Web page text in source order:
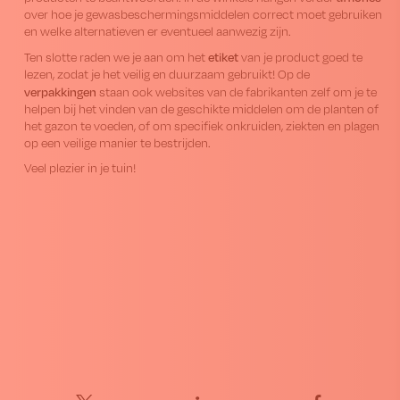
over hoe je gewasbeschermingsmiddelen correct moet gebruiken
en welke alternatieven er eventueel aanwezig zijn.
Ten slotte raden we je aan om hetetiketvan je product goed te
lezen, zodat je het veilig en duurzaam gebruikt! Op de
verpakkingen staan ook websites van de fabrikanten zelf om je te
helpen bij het vinden van de geschikte middelen om de planten of
het gazon te voeden, of om specifiek onkruiden, ziekten en plagen
op een veilige manier te bestrijden.
Veel plezier in je tuin!